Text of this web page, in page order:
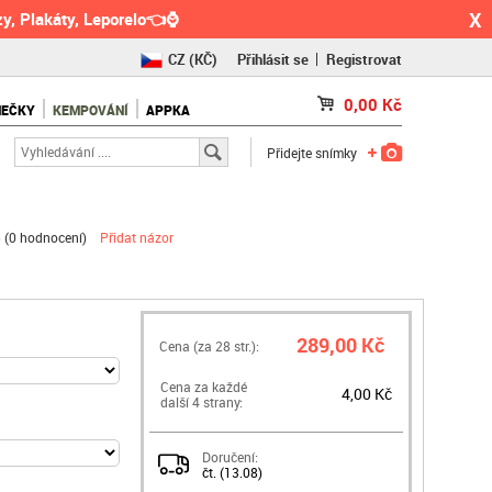
Plakáty, Leporelo👈⌚ X
CZ(KČ)
RO(RON)
Přihlásit se Registrovat
KEMPOVÁNÍ APPKA 0,00 Kč
Přidejte snímky
(0 hodnocení) Přidat názor
Cena (za 28 str.): 289,00 Kč
Cena za každé
další 4 strany:
4,00 Kč
Doručení:
čt. (13.08)